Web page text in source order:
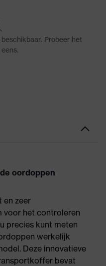
oordoppen
en zeer
voor het controleren
precies kunt meten
werkelijk
Deze innovatieve
bevat